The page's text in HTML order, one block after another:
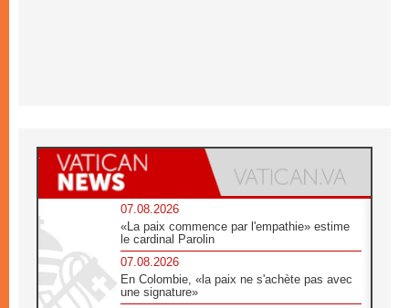
07.08.2026
«La paix commence par l'empathie» estime
le cardinal Parolin
07.08.2026
En Colombie, «la paix ne s'achète pas avec
une signature»